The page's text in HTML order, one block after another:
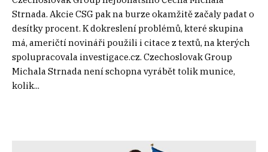
Strnada. Akcie CSG pak na burze okamžitě začaly padat o
desítky procent. K dokreslení problémů, které skupina
má, američtí novináři použili i citace z textů, na kterých
spolupracovala investigace.cz. Czechoslovak Group
Michala Strnada není schopna vyrábět tolik munice,
kolik...